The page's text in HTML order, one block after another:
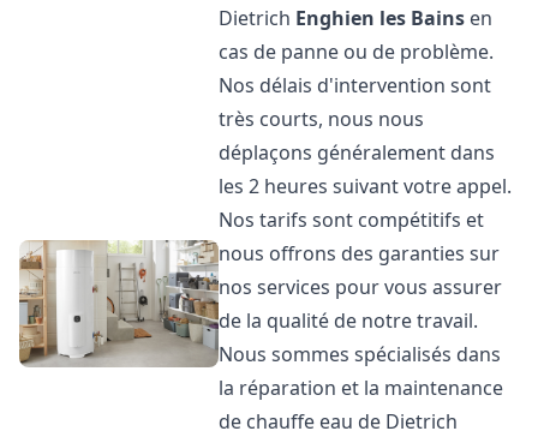
Dietrich Enghien les Bains en
cas de panne ou de problème.
Nos délais d'intervention sont
très courts, nous nous
déplaçons généralement dans
les 2 heures suivant votre appel.
Nos tarifs sont compétitifs et
nous offrons des garanties sur
nos services pour vous assurer
de la qualité de notre travail.
Nous sommes spécialisés dans
la réparation et la maintenance
de chauffe eau de Dietrich